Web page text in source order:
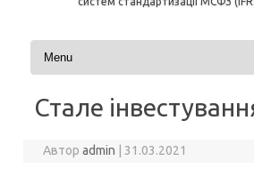
Перейти до контенту
Стале
Авторadmin 31.03.2021